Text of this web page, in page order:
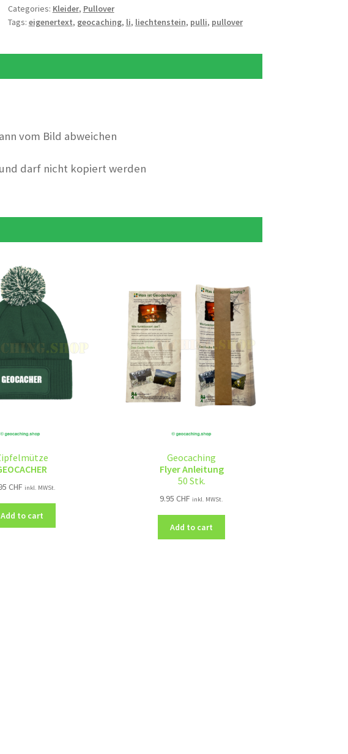
quantity
Categories: Kleider, Pullover
Tags: eigenertext, geocaching, li, liechtenstein, pulli, pullover
vom Bild abweichen
darf nicht kopiert werden
CHF inkl. MWSt.
Add to cart
Geocaching
Flyer Anleitung
50 Stk.
9.95CHF inkl. MWSt.
Add to cart